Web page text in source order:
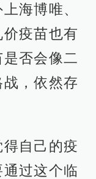
海博唯、
疫苗也有
否会像二
，依然存
自己的疫
过这个临